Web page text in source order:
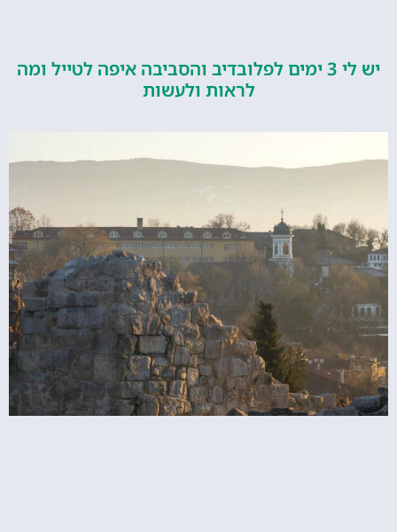
יש לי 3 ימים לפלובדיב והסביבה איפה לטייל ומה
לראות ולעשות